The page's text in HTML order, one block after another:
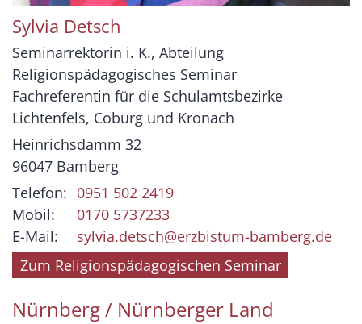
Sylvia Detsch
Seminarrektorin i. K., Abteilung
Religionspädagogisches Seminar
Fachreferentin für die Schulamtsbezirke
Lichtenfels, Coburg und Kronach
Heinrichsdamm 32
96047 Bamberg
Telefon: 0951 502 2419
Mobil:
0170 5737233
E-Mail:
sylvia.detsch@erzbistum-bamberg.de
Zum Religionspädagogischen Seminar
Nürnberg / Nürnberger Land